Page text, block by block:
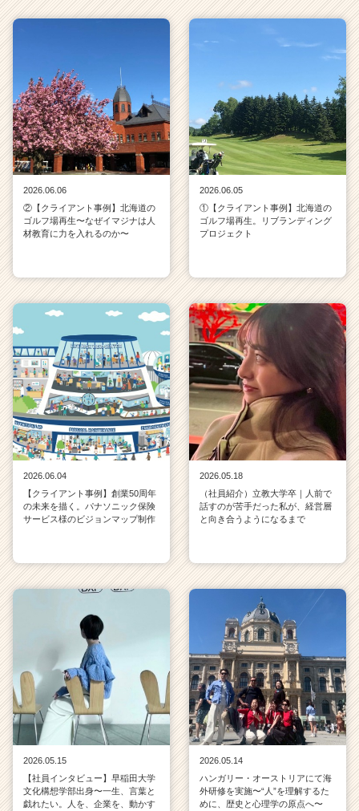
h
a
r
e
e
r）
2026.06.06
②【クライアント事例】北海道の
ゴルフ場再生〜なぜイマジナは人
材教育に力を入れるのか〜
2026.06.05
①【クライアント事例】北海道の
ゴルフ場再生。リブランディング
プロジェクト
2026.06.04
【クライアント事例】創業50周年
の未来を描く。パナソニック保険
サービス様のビジョンマップ制作
2026.05.18
（社員紹介）立教大学卒｜人前で
話すのが苦手だった私が、経営層
と向き合うようになるまで
2026.05.15
【社員インタビュー】早稲田大学
文化構想学部出身〜一生、言葉と
戯れたい。人を、企業を、動かす
2026.05.14
ハンガリー・オーストリアにて海
外研修を実施〜“人”を理解するた
めに、歴史と心理学の原点へ〜